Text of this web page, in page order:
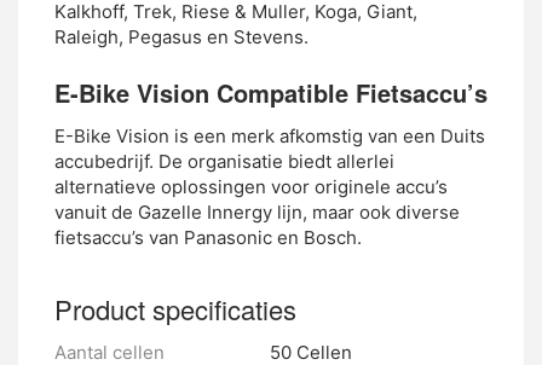
Kalkhoff, Trek, Riese & Muller, Koga, Giant,
Raleigh, Pegasus en Stevens.
E-Bike Vision Compatible Fietsaccu’s
E-Bike Vision is een merk afkomstig van een Duits
accubedrijf. De organisatie biedt allerlei
alternatieve oplossingen voor originele accu’s
vanuit de Gazelle Innergy lijn, maar ook diverse
fietsaccu’s van Panasonic en Bosch.
Product specificaties
Aantal cellen
50 Cellen